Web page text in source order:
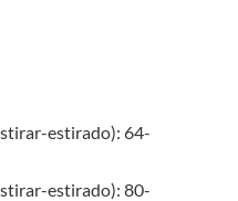
estirado): 64-
estirado): 80-